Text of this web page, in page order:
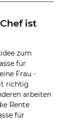
ist
zum
für
Frau -
richtig
arbeiten
Rente
für